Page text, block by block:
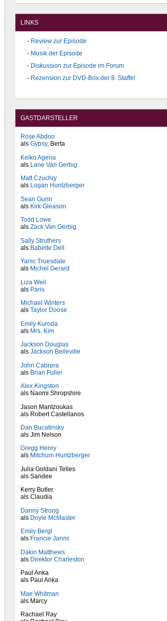
LINKS
Review zur Episode
Musik der Episode
Diskussion zur Episode im Forum
Rezension zur DVD-Box der 8. Staffel
GASTDARSTELLER
Rose Abdoo
als Gypsy, Berta
Keiko Agena
als Lane Van Gerbig
Matt Czuchry
als Logan Huntzberger
Sean Gunn
als Kirk Gleason
Todd Lowe
als Zack Van Gerbig
Sally Struthers
als Babette Dell
Yanic Truesdale
als Michel Gerard
Liza Weil
als Paris
Michael Winters
als Taylor Doose
Emily Kuroda
als Mrs. Kim
Jackson Douglas
als Jackson Belleville
John Cabrera
als Brian Fuller
Alex Kingston
als Naomi Shropshire
Jason Mantzoukas
als Robert Castellanos
Dan Bucatinsky
als Jim Nelson
Gregg Henry
als Mitchum Huntzberger
Julia Goldani Telles
als Sandee
Kerry Butler
als Claudia
Danny Strong
als Doyle McMaster
Emily Bergl
als Francie Jarvis
Dakin Matthews
als Direktor Charleston
Paul Anka
als Paul Anka
Mae Whitman
als Marcy
Rachael Ray